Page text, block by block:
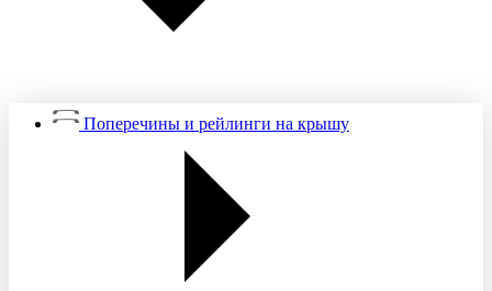
Поперечины и рейлинги на крышу